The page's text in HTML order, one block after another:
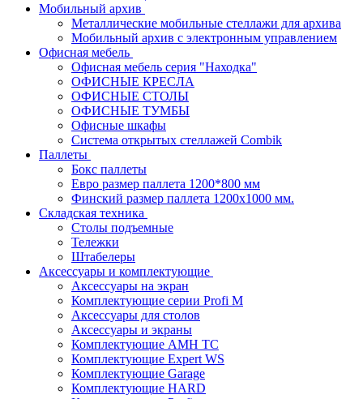
Мобильный архив
Металлические мобильные стеллажи для архива
Мобильный архив с электронным управлением
Офисная мебель
Офисная мебель серия "Находка"
ОФИСНЫЕ КРЕСЛА
ОФИСНЫЕ СТОЛЫ
ОФИСНЫЕ ТУМБЫ
Офисные шкафы
Система открытых стеллажей Combik
Паллеты
Бокс паллеты
Евро размер паллета 1200*800 мм
Финский размер паллета 1200х1000 мм.
Складская техника
Столы подъемные
Тележки
Штабелеры
Аксессуары и комплектующие
Аксессуары на экран
Комплектующие серии Profi M
Аксессуары для столов
Аксессуары и экраны
Комплектующие AMH TC
Комплектующие Expert WS
Комплектующие Garage
Комплектующие HARD